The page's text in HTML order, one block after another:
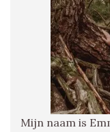
Mijn naam is